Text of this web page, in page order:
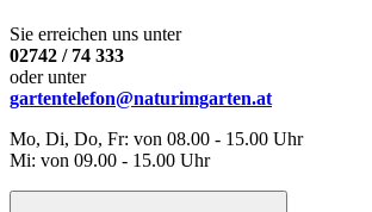
Sie erreichen uns unter
02742 / 74 333
oder unter
gartentelefon@naturimgarten.at
Mo, Di, Do, Fr: von 08.00 - 15.00 Uhr
Mi: von 09.00 - 15.00 Uhr